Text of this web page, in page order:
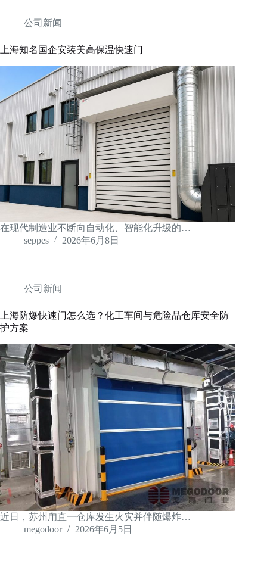
公司新闻
上海知名国企安装美高保温快速门
在现代制造业不断向自动化、智能化升级的…
seppes
2026年6月8日
公司新闻
上海防爆快速门怎么选？化工车间与危险品仓库安全防
护方案
近日，苏州甪直一仓库发生火灾并伴随爆炸…
megodoor
2026年6月5日